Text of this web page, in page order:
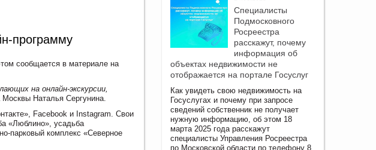
программу
сообщается в материале на
на онлайн-экскурсии,
Москвы Наталья Сергунина.
Facebook и Instagram. Свои
«Люблино», усадьба
парковый комплекс «Северное
Специалисты
Подмосковного
Росреестра
расскажут, почему
информация об
объектах недвижимости не
отображается на портале Госуслуг
Как увидеть свою недвижимость на
Госуслугах и почему при запросе
сведений собственник не получает
нужную информацию, об этом 18
марта 2025 года расскажут
специалисты Управления Росреестра
по Московской области по телефону 8